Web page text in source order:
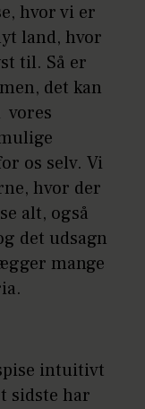
hvor vi er
land, hvor
til. Så er
det kan
vores
os selv. Vi
hvor der
alt, også
det udsagn
mange
intuitivt
sidste har